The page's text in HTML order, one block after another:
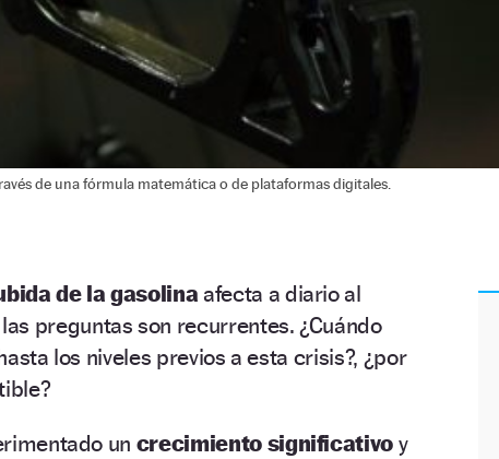
de una fórmula matemática o de plataformas digitales.
de la gasolinaafecta a diario al
preguntas son recurrentes. ¿Cuándo
los niveles previos a esta crisis?, ¿por
un crecimiento significativo y